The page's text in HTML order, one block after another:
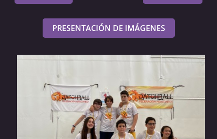
PRESENTACIÓN DE IMÁGENES